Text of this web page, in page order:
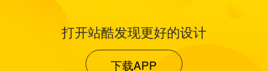
打开站酷发现更好的设计
下载APP